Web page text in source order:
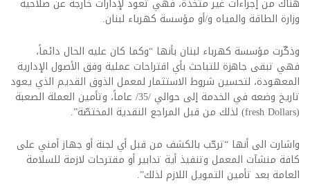
وزارة الطاقة والمياه و/أو مؤسسة كهرباء لبنان.
وذكّرت مؤسسة كهرباء لبنان بأنها “وكما كان عليه الحال دائماً،
فهي تبقى جاهزة للتباحث بأي اقتراحات عملية وفق الأصول الإدارية
المعهودة، لتحسين شروط الاستثمار لمعمل الذوق القديم الذي يعود
تاريخ وضعه في الخدمة إلى حوالي /35/ عاماً، وتأمين العملة الصعبة
(fresh Dollars) لذلك من قبل المراجع النقدية المختصّة”.
واشارت الى أنها “ترحّب بالكشف من قبل أي لجنة أو جهاز أمني على
كافة منشآت المعمل وتنفيذ أية تدابير أو مقترحات لازمة للسلامة
العامة بعد تأمين التمويل اللازم لذلك”.